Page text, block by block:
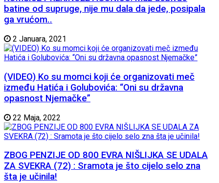
batine od supruge, nije mu dala da jede, posipala
ga vrućom..
2 Januara, 2021
(VIDEO) Ko su momci koji će organizovati meč
između Hatića i Golubovića: “Oni su državna
opasnost Njemačke”
22 Maja, 2022
ZBOG PENZIJE OD 800 EVRA NIŠLIJKA SE UDALA
ZA SVEKRA (72) : Sramota je što cijelo selo zna
šta je učinila!